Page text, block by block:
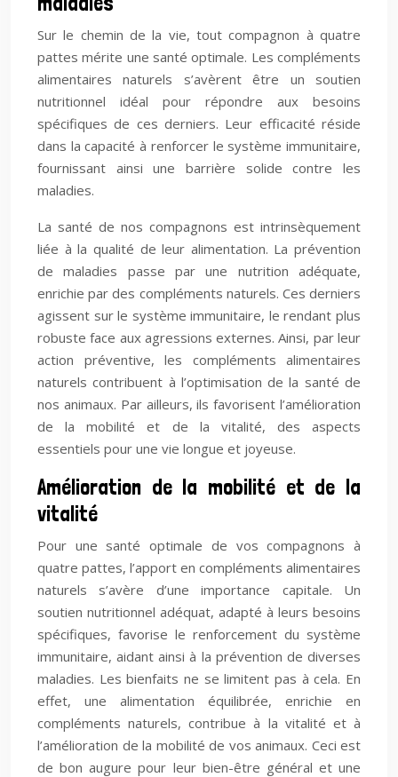
Sur le chemin de la vie, tout compagnon à quatre
pattes mérite une santé optimale. Les compléments
alimentaires naturels s’avèrent être un soutien
nutritionnel idéal pour répondre aux besoins
spécifiques de ces derniers. Leur efficacité réside
dans la capacité à renforcer le système immunitaire,
fournissant ainsi une barrière solide contre les
maladies.
La santé de nos compagnons est intrinsèquement
liée à la qualité de leur alimentation. La prévention
de maladies passe par une nutrition adéquate,
enrichie par des compléments naturels. Ces derniers
agissent sur le système immunitaire, le rendant plus
robuste face aux agressions externes. Ainsi, par leur
action préventive, les compléments alimentaires
naturels contribuent à l’optimisation de la santé de
nos animaux. Par ailleurs, ils favorisent l’amélioration
de la mobilité et de la vitalité, des aspects
essentiels pour une vie longue et joyeuse.
Amélioration de la mobilité et de la
vitalité
Pour une santé optimale de vos compagnons à
quatre pattes, l’apport en compléments alimentaires
naturels s’avère d’une importance capitale. Un
soutien nutritionnel adéquat, adapté à leurs besoins
spécifiques, favorise le renforcement du système
immunitaire, aidant ainsi à la prévention de diverses
maladies. Les bienfaits ne se limitent pas à cela. En
effet, une alimentation équilibrée, enrichie en
compléments naturels, contribue à la vitalité et à
l’amélioration de la mobilité de vos animaux. Ceci est
de bon augure pour leur bien-être général et une